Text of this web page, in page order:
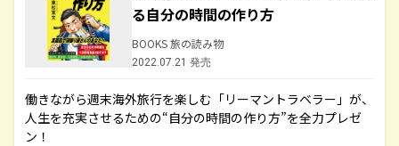
る自分の時間の作り方
BOOKS 旅の読み物
2022.07.21 発売
働きながら週末海外旅行を楽しむ「リーマントラベラー」が、
人生を充実させるための“自分の時間の作り方”を全力プレゼ
ン！